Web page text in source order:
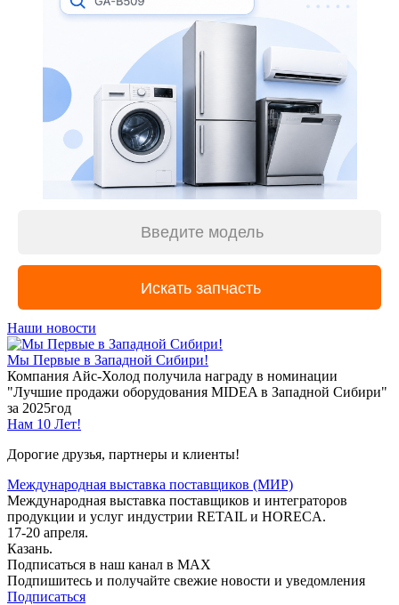
Наши новости
Мы Первые в Западной Сибири!
Компания Айс-Холод получила награду в номинации
"Лучшие продажи оборудования MIDEA в Западной Сибири"
за 2025год
Нам 10 Лет!
Дорогие друзья, партнеры и клиенты!
Международная выставка поставщиков (МИР)
Международная выставка поставщиков и интеграторов
продукции и услуг индустрии RETAIL и HORECA.
17-20 апреля.
Казань.
Подписаться в наш канал в MAX
Подпишитесь и получайте свежие новости и уведомления
Подписаться